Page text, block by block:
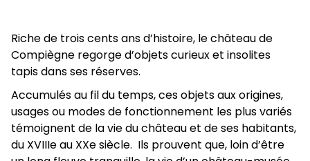
Riche de trois cents ans d’histoire, le château de
Compiègne regorge d’objets curieux et insolites
tapis dans ses réserves.
Accumulés au fil du temps, ces objets aux origines,
usages ou modes de fonctionnement les plus variés
témoignent de la vie du château et de ses habitants,
du XVIIIe au XXe siècle. Ils prouvent que, loin d’être